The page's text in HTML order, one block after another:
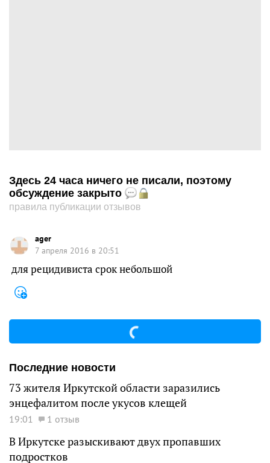
Здесь 24 часа ничего не писали, поэтому
обсуждение закрыто
правила публикации отзывов
ager
7 апреля 2016 в 20:51
для рецидивиста срок небольшой
Последние новости
73 жителя Иркутской области заразились
энцефалитом после укусов клещей
19:01 1 отзыв
В Иркутске разыскивают двух пропавших
подростков